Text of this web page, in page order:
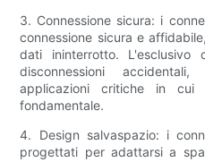
3. Connessione sicura: i
connessione sicura e
dati ininterrotto. L'esclusivo
disconnessioni
applicazioni critiche in cui
fondamentale.
4. Design salvaspazio: i
progettati per adattarsi a